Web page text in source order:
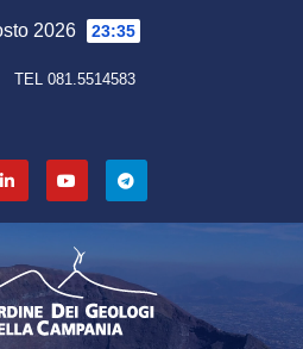
2026 23:35
TEL 081.5514583